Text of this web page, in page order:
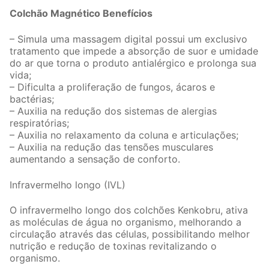
Colchão Magnético Benefícios
– Simula uma massagem digital possui um exclusivo
tratamento que impede a absorção de suor e umidade
do ar que torna o produto antialérgico e prolonga sua
vida;
– Dificulta a proliferação de fungos, ácaros e
bactérias;
– Auxilia na redução dos sistemas de alergias
respiratórias;
– Auxilia no relaxamento da coluna e articulações;
– Auxilia na redução das tensões musculares
aumentando a sensação de conforto.
Infravermelho longo (IVL)
O infravermelho longo dos colchões Kenkobru, ativa
as moléculas de água no organismo, melhorando a
circulação através das células, possibilitando melhor
nutrição e redução de toxinas revitalizando o
organismo.